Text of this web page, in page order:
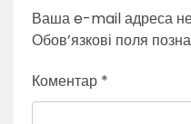
Ваша e-mail адреса
Обов’язкові поля
Коментар *